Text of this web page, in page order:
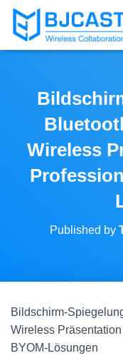
Wireless
Published by
Bildschirm-
Wireless
BYOM-Lösungen